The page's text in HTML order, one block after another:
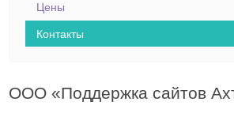
Цены
Контакты
ООО «Поддержка сайтов